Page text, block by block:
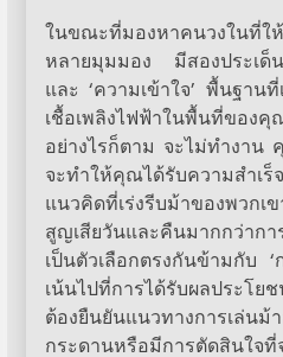
ในขณะที่มองหาคนวงในที่ใ
หลายมุมมอง มีสองประเด็
และ ‘ความเข้าใจ’ พื้นฐา
เชื้อเพลิงไฟฟ้าในพื้นที่ของ
อย่างไรก็ตาม จะไม่ทำงาน
จะทำให้คุณได้รับความสำ
แนวคิดที่เร่งรีบม้าของพวก
สูญเสียวันและคืนมากกว่าก
เป็นตัวเลือกตรงกันข้ามกับ
เน้นไปที่การได้รับผลประโ
ต้องยืนยันแนวทางการเล่นม้
กระดานหรือมีการตัดสินใจที่